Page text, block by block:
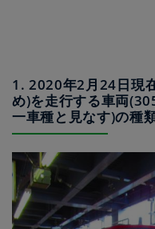
1. 2020年2月24日現
め)を走行する車両
一車種と見なす)の種